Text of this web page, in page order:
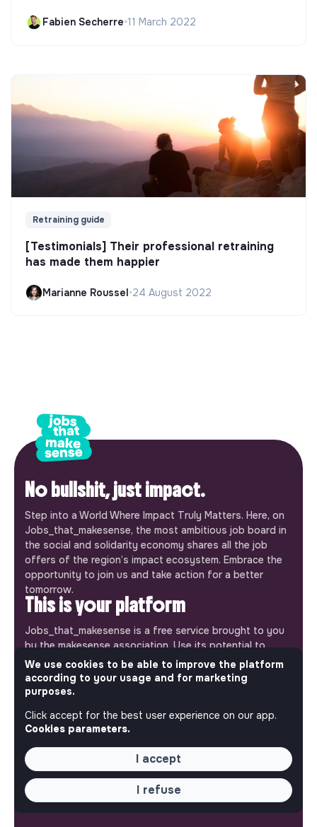
Fabien Secherre•11 March 2022
Retraining guide
[Testimonials] Their professional retraining
has made them happier
Marianne Roussel•24 August 2022
No bullshit, just impact.
Step into a World Where Impact Truly Matters. Here, on
Jobs_that_makesense, the most ambitious job board in
the social and solidarity economy shares all the job
offers of the region’s impact ecosystem. Embrace the
opportunity to join us and take action for a better
tomorrow.
This is your platform
Jobs_that_makesense is a free service brought to you
by the makesense association. Use its potential to
accelerate your projects and contribute to building a
more respectful, inclusive and sustainable society.
Our mobile app
Get jobs that make sense on your phone so you never
miss an opportunity.
Android
We use cookies to be able to improve the platform
according to your usage and for marketing
purposes.
Click accept for the best user experience on our app.
Cookies parameters.
I accept
I refuse